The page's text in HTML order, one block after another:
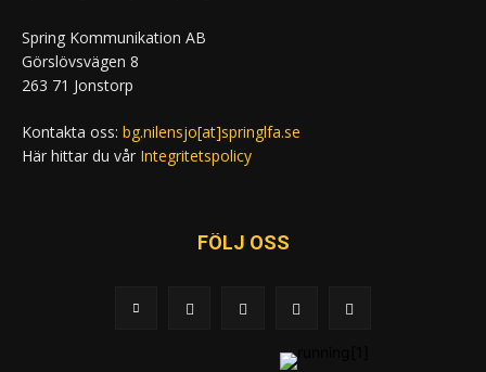
Spring Kommunikation AB
Görslövsvägen 8
263 71 Jonstorp
Kontakta oss: bg.nilensjo[at]springlfa.se
Här hittar du vår Integritetspolicy
FÖLJ OSS